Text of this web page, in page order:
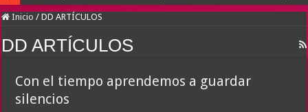
Inicio / DD ARTÍCULOS
DD ARTÍCULOS
Con el tiempo aprendemos a guardar
silencios